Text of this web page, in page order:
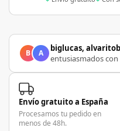
B A biglucas,
entusiasmados con
Envío gratuito a España
Procesamos tu pedido en
menos de 48h.